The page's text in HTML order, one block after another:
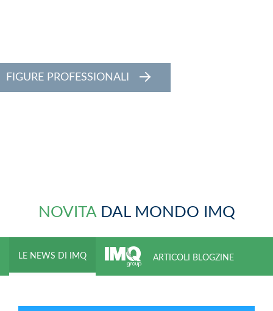
FIGURE PROFESSIONALI
NOVITADAL MONDO IMQ
LE NEWS DI IMQ ARTICOLI BLOGZINE